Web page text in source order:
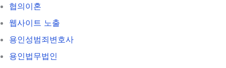
협의이혼
웹사이트 노출
용인성범죄변호사
용인법무법인